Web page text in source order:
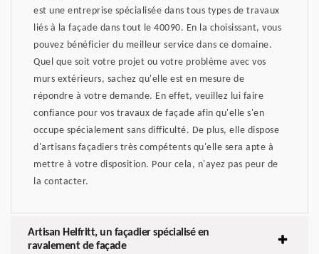
est une entreprise spécialisée dans tous types de travaux
liés à la façade dans tout le 40090. En la choisissant, vous
pouvez bénéficier du meilleur service dans ce domaine.
Quel que soit votre projet ou votre problème avec vos
murs extérieurs, sachez qu'elle est en mesure de
répondre à votre demande. En effet, veuillez lui faire
confiance pour vos travaux de façade afin qu'elle s'en
occupe spécialement sans difficulté. De plus, elle dispose
d'artisans façadiers très compétents qu'elle sera apte à
mettre à votre disposition. Pour cela, n'ayez pas peur de
la contacter.
Artisan Helfritt, un façadier spécialisé en
ravalement de façade